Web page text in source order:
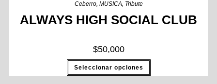
Ceberro, MUSICA, Tribute
ALWAYS HIGH SOCIAL CLUB
$50,000
Seleccionar opciones